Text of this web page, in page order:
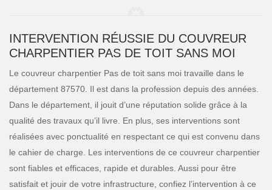
INTERVENTION RÉUSSIE DU COUVREUR
CHARPENTIER PAS DE TOIT SANS MOI
Le couvreur charpentier Pas de toit sans moi travaille dans le
département 87570. Il est dans la profession depuis des années.
Dans le département, il jouit d’une réputation solide grâce à la
qualité des travaux qu’il livre. En plus, ses interventions sont
réalisées avec ponctualité en respectant ce qui est convenu dans
le cahier de charge. Les interventions de ce couvreur charpentier
sont fiables et efficaces, rapide et durables. Aussi pour être
satisfait et jouir de votre infrastructure, confiez l’intervention à ce